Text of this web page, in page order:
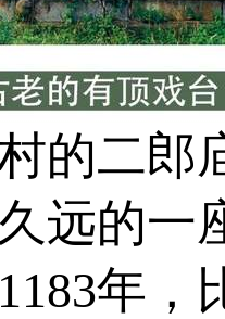
的二郎
远的一
年，